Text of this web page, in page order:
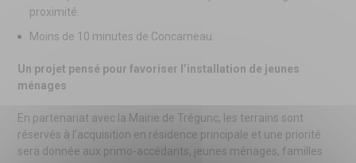
proximité.
Moins de 10 minutes de Concarneau.
Un projet pensé pour favoriser l’installation de jeunes
ménages
En partenariat avec la Mairie de Trégunc, les terrains sont
réservés à l’acquisition en résidence principale et une priorité
sera donnée aux primo-accédants, jeunes ménages, familles